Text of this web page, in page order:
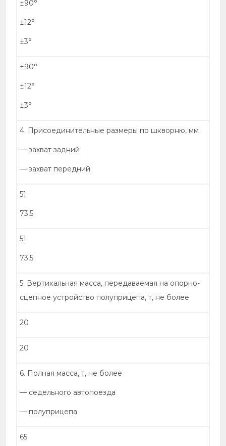
±90°
±12°
±3°
±90°
±12°
±3°
4. Присоединительные размеры по шкворню, мм
— захват задний
— захват передний
51
73,5
51
73,5
5. Вертикальная масса, передаваемая на опорно-
сцепное устройство полуприцепа, т, не более
20
20
6. Полная масса, т, не более
— седельного автопоезда
— полуприцепа
65